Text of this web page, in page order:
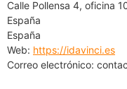
Calle Pollensa 4, oficina
España
España
Web: https://idavinci.es
Correo electrónico: